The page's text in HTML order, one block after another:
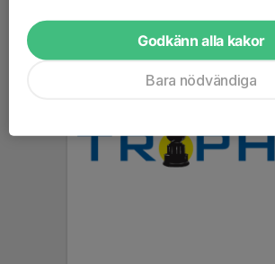
Godkänn alla kakor
Bara nödvändiga